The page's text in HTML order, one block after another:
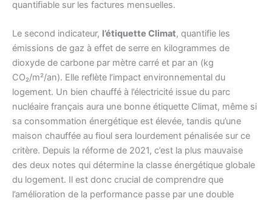
quantifiable sur les factures mensuelles.
Le second indicateur, l’étiquette Climat, quantifie les
émissions de gaz à effet de serre en kilogrammes de
dioxyde de carbone par mètre carré et par an (kg
CO₂/m²/an). Elle reflète l’impact environnemental du
logement. Un bien chauffé à l’électricité issue du parc
nucléaire français aura une bonne étiquette Climat, même si
sa consommation énergétique est élevée, tandis qu’une
maison chauffée au fioul sera lourdement pénalisée sur ce
critère. Depuis la réforme de 2021, c’est la plus mauvaise
des deux notes qui détermine la classe énergétique globale
du logement. Il est donc crucial de comprendre que
l’amélioration de la performance passe par une double